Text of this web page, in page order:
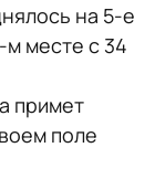
на 5-е
месте с 34
примет
поле